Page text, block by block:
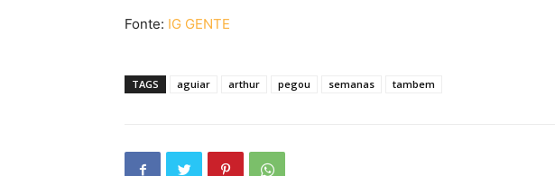
Fonte: IG GENTE
TAGS aguiar arthur pegou semanas tambem